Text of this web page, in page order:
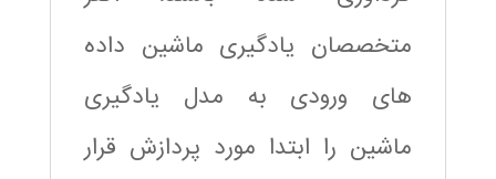
متخصصان یادگیری ماشین داده
های ورودی به مدل یادگیری
ماشین را ابتدا مورد پردازش قرار